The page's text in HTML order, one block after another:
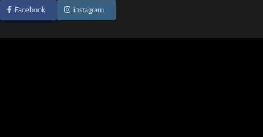
Facebook instagram